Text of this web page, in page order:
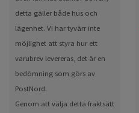
detta gäller både hus och
lägenhet. Vi har tyvärr inte
möjlighet att styra hur ett
varubrev levereras, det är en
bedömning som görs av
PostNord.
Genom att välja detta fraktsätt